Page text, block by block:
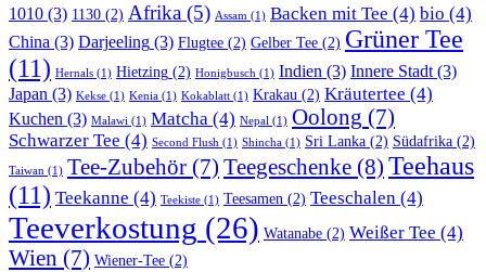
1010 (3) 1130 (2) Afrika (5) Assam (1) Backen mit Tee (4) bio (4)
China (3) Darjeeling (3) Flugtee (2) Gelber Tee (2) Grüner Tee
(11) Hernals (1) Hietzing (2) Honigbusch (1) Indien (3) Innere Stadt(3)
Japan (3) Kekse (1) Kenia (1) Kokablatt (1) Krakau (2) Kräutertee (4)
Kuchen (3) Malawi (1) Matcha (4) Nepal (1) Oolong (7)
Schwarzer Tee (4) Second Flush (1) Shincha (1) Sri Lanka (2) Südafrika (2)
Taiwan (1) Tee-Zubehör (7) Teegeschenke (8) Teehaus
(11) Teekanne (4) Teekiste (1) Teesamen (2) Teeschalen (4)
Teeverkostung (26) Watanabe (2) Weißer Tee (4)
Wien (7) Wiener-Tee (2)